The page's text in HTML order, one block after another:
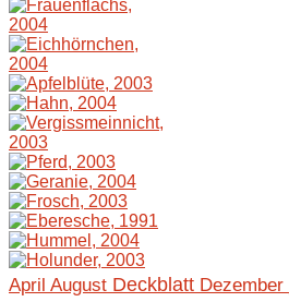
April August Deckblatt Dezember